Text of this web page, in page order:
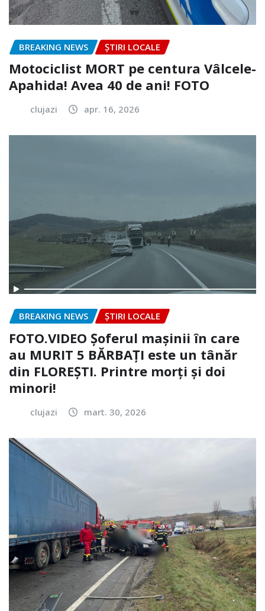
BREAKING NEWS ȘTIRI LOCALE
Motociclist MORT pe centura Vâlcele-
Apahida! Avea 40 de ani! FOTO
clujazi apr. 16, 2026
BREAKING NEWS ȘTIRI LOCALE
FOTO.VIDEO Șoferul mașinii în care
au MURIT 5 BĂRBAȚI este un tânăr
din FLOREȘTI. Printre morți și doi
minori!
clujazi mart. 30, 2026